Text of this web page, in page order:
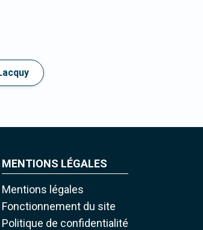
MENTIONS LÉGALES
Mentions légales
Fonctionnement du site
Politique de confidentialité